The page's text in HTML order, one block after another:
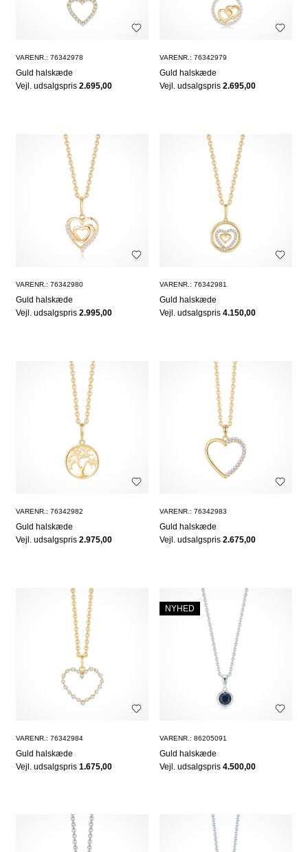
VARENR.: 76342978
Guld halskæde
Vejl. udsalgspris 2.695,00
VARENR.: 76342979
Guld halskæde
Vejl. udsalgspris2.695,00
VARENR.: 76342980
Guld halskæde
Vejl. udsalgspris 2.995,00
VARENR.: 76342981
Guld halskæde
Vejl. udsalgspris4.150,00
VARENR.: 76342982
Guld halskæde
Vejl. udsalgspris 2.975,00
VARENR.: 76342983
Guld halskæde
Vejl. udsalgspris2.675,00
VARENR.: 76342984
Guld halskæde
Vejl. udsalgspris 1.675,00
NYHED
VARENR.: 86205091
Guld halskæde
Vejl. udsalgspris4.500,00